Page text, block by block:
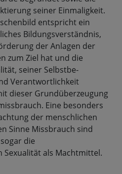
seiner Einmaligkeit.
entspricht ein
Bildungsverständnis,
der Anlagen der
zum Ziel hat und die
seiner Selbstbe­
Verantwortlich­keit
dieser Grundüberzeugung
Eine besonders
der menschlichen
Sinne Missbrauch sind
die
als Machtmittel.